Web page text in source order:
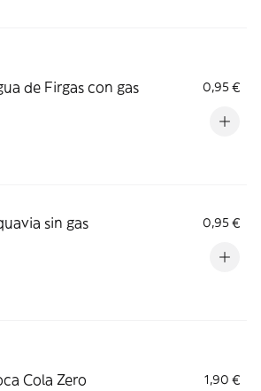
de Firgas con gas 0,95 €
sin gas 0,95 €
Cola Zero 1,90 €